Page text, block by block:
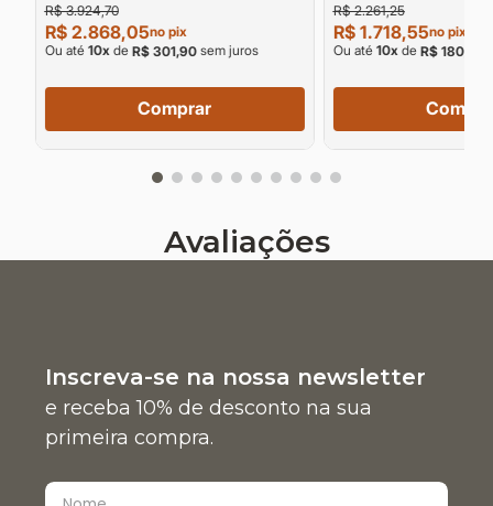
R$ 3.924,70
R$ 2.868,05no pix
Ou até 10x de R$ 301,90sem juros
Comprar
R$ 2.261,25
R$ 1.718,55no pix
Ou até 10x de R$ 180,90
Avaliações
Inscreva-se na nossa newsletter
e receba 10% de desconto na sua
primeira compra.